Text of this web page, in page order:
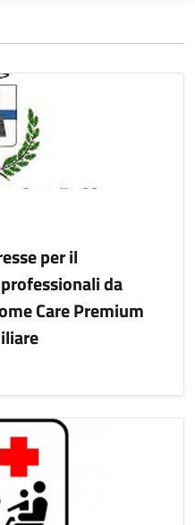
per il
da
Care Premium